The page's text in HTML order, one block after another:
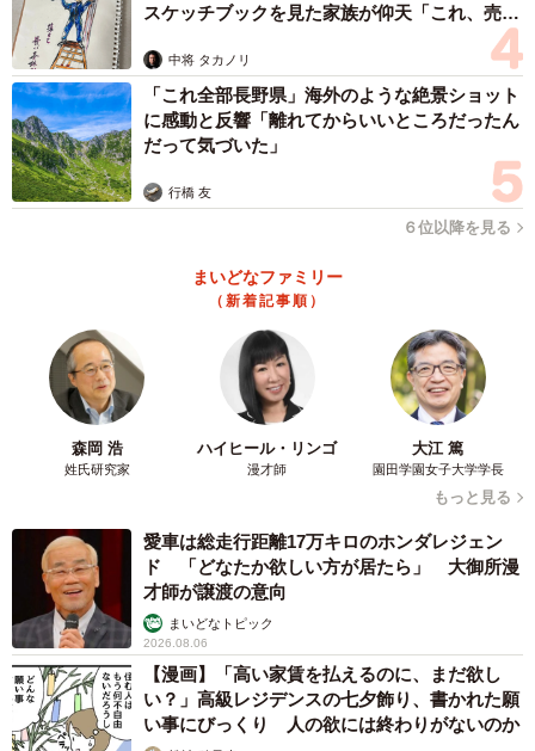
スケッチブックを見た家族が仰天「これ、売れ
中将 タカノリ
「これ全部長野県」海外のような絶景ショット
に感動と反響「離れてからいいところだったん
だって気づいた」
行橋 友
６位以降を見る
まいどなファミリー
（新着記事順）
森岡 浩
姓氏研究家
ハイヒール・リンゴ
漫才師
大江 篤
園田学園女子大学学長
もっと見る
愛車は総走行距離17万キロのホンダレジェン
ド 「どなたか欲しい方が居たら」 大御所漫
才師が譲渡の意向
まいどなトピック
2026.08.06
【漫画】「高い家賃を払えるのに、まだ欲し
い？」高級レジデンスの七夕飾り、書かれた願
い事にびっくり 人の欲には終わりがないのか